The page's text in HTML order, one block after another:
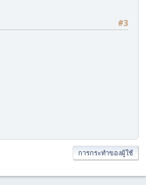
#3
การกระทำของผู้ใช้